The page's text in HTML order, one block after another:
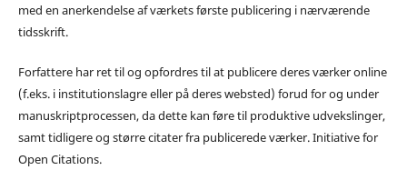
med en anerkendelse af værkets første publicering i nærværende
tidsskrift.
Forfattere har ret til og opfordres til at publicere deres værker online
(f.eks. i institutionslagre eller på deres websted) forud for og under
manuskriptprocessen, da dette kan føre til produktive udvekslinger,
samt tidligere og større citater fra publicerede værker. Initiative for
Open Citations.